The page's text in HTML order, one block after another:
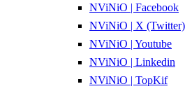
NViNiO | Facebook
NViNiO | X (Twitter)
NViNiO | Youtube
NViNiO | Linkedin
NViNiO | TopKif